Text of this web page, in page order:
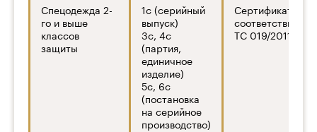
Спецодежда 2-
го и выше
классов
защиты
1с (серийный
выпуск)
3с, 4с
(партия,
единичное
изделие)
5с, 6с
(постановка
на серийное
производство)
Сертификат
соответствия ТР
ТС 019/2011